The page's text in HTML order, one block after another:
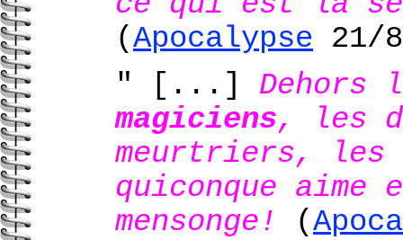
(Apocalypse 21/
" [...] Dehors
magiciens, les
meurtriers,
quiconque
mensonge!
(